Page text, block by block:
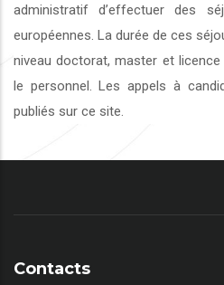
administratif d’effectuer des
européennes. La durée de ces
niveau doctorat, master et
le personnel. Les appels à
publiés sur ce site.
Contacts